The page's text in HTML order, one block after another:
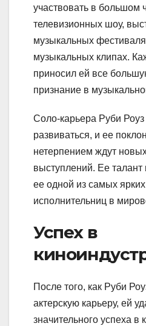
участвовать в большом
телевизионных шоу,
музыкальных
музыкальных клипах.
приносил ей все
признание в
Соло-карьера Руби
развиваться, и ее
нетерпением ждут
выступлений. Ее
ее одной из самых
исполнительниц в
Успех в
После того, как Руби
актерскую карьеру, ей
значительного успеха в